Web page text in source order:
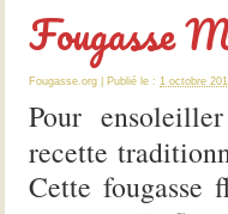
Fougasse
Fougasse.org | Publié le : 1 octobre
Pour
recette
Cette fougasse